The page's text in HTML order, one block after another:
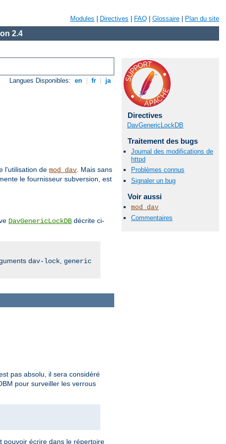
Modules Directives FAQ Glossaire Plan du site
2.4
Langues Disponibles: en fr ja
l'utilisation de mod_dav. Mais sans
le fournisseur subversion, est
DavGenericLockDB décrite ci-
dav-lock, generic
Directives
DavGenericLockDB
Traitement des bugs
Journal des modifications de
httpd
Problèmes connus
Signaler un bug
Voir aussi
mod_dav
Commentaires
pas absolu, il sera considéré
pour surveiller les verrous
pouvoir écrire dans le répertoire